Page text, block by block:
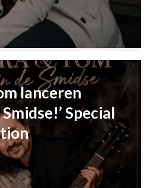
lanceren
Special